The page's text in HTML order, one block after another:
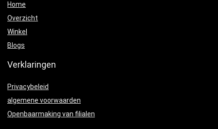
Home
Overzicht
Winkel
Blogs
Verklaringen
Privacybeleid
algemene voorwaarden
Openbaarmaking van filialen